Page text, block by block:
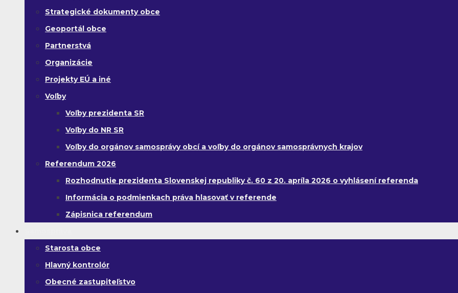
Strategické dokumenty obce
Geoportál obce
Partnerstvá
Organizácie
Projekty EÚ a iné
Voľby
Voľby prezidenta SR
Voľby do NR SR
Voľby do orgánov samosprávy obcí a voľby do orgánov samosprávnych krajov
Referendum 2026
Rozhodnutie prezidenta Slovenskej republiky č. 60 z 20. apríla 2026 o vyhlásení referenda
Informácia o podmienkach práva hlasovať v referende
Zápisnica referendum
Starosta obce
Hlavný kontrolór
Obecné zastupiteľstvo